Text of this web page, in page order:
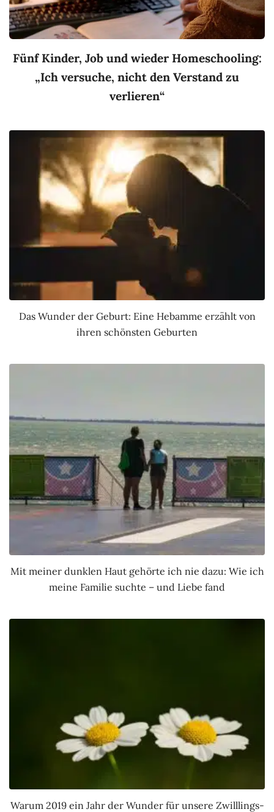
Fünf Kinder, Job und wieder Homeschooling:
„Ich versuche, nicht den Verstand zu
verlieren“
Das Wunder der Geburt: Eine Hebamme erzählt von
ihren schönsten Geburten
Mit meiner dunklen Haut gehörte ich nie dazu: Wie ich
meine Familie suchte – und Liebe fand
Warum 2019 ein Jahr der Wunder für unsere Zwilllings-